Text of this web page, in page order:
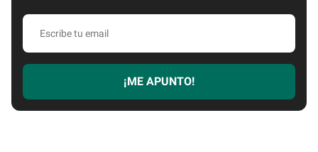
Escribe
email
¡ME APUNTO!